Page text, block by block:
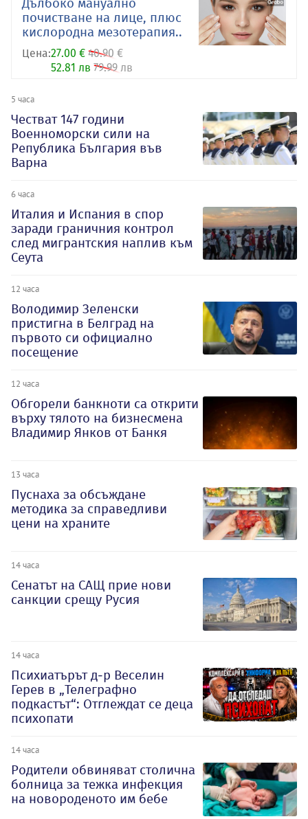
почистване на лице, плюс
кислородна мезотерапия..
Цена:27.00 € 40.90 €
52.81 лв 79.99 лв
5 часа
Честват 147 години
Военноморски сили на
Република България във
Варна
6 часа
Италия и Испания в спор
заради граничния контрол
след мигрантския наплив към
Сеута
12 часа
Володимир Зеленски
пристигна в Белград на
първото си официално
посещение
12 часа
Обгорели банкноти са открити
върху тялото на бизнесмена
Владимир Янков от Банкя
13 часа
Пуснаха за обсъждане
методика за справедливи
цени на храните
14 часа
Сенатът на САЩ прие нови
санкции срещу Русия
14 часа
Психиатърът д-р Веселин
Герев в „Телеграфно
подкастът“: Отглеждат се деца
психопати
14 часа
Родители обвиняват столична
болница за тежка инфекция
на новороденото им бебе